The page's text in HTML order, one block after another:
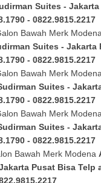
Suites -
- 0822.9815.2217
Bawah Merk Modena
Suites - Jakarta
- 0822.9815.2217
Bawah Merk Modena
Suites -
- 0822.9815.2217
Bawah Merk Modena
Suites -
- 0822.9815.2217
Bawah Merk Modena
Pusat Bisa Telp